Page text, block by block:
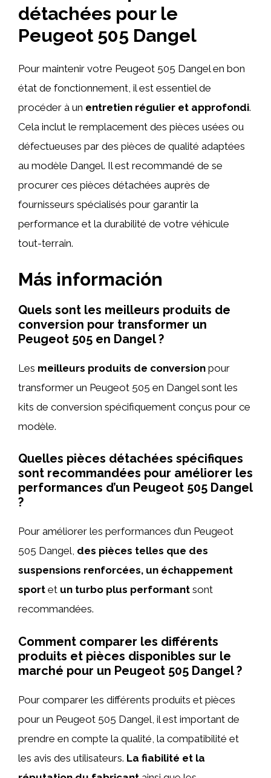
détachées pour le
Peugeot 505 Dangel
Pour maintenir votre Peugeot 505 Dangel en bon
état de fonctionnement, il est essentiel de
procéder à un entretien régulier et approfondi.
Cela inclut le remplacement des pièces usées ou
défectueuses par des pièces de qualité adaptées
au modèle Dangel. Il est recommandé de se
procurer ces pièces détachées auprès de
fournisseurs spécialisés pour garantir la
performance et la durabilité de votre véhicule
tout-terrain.
Más información
Quels sont les meilleurs produits de
conversion pour transformer un
Peugeot 505 en Dangel ?
Les meilleurs produits de conversion pour
transformer un Peugeot 505 en Dangel sont les
kits de conversion spécifiquement conçus pour ce
modèle.
Quelles pièces détachées spécifiques
sont recommandées pour améliorer les
performances d’un Peugeot 505 Dangel
?
Pour améliorer les performances d’un Peugeot
505 Dangel, des pièces telles que des
suspensions renforcées, un échappement
sport et un turbo plus performant sont
recommandées.
Comment comparer les différents
produits et pièces disponibles sur le
marché pour un Peugeot 505 Dangel ?
Pour comparer les différents produits et pièces
pour un Peugeot 505 Dangel, il est important de
prendre en compte la qualité, la compatibilité et
les avis des utilisateurs. La fiabilité et la